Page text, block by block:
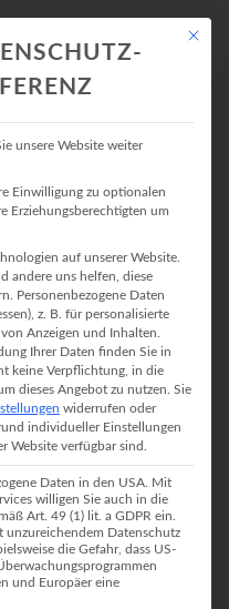
&
möglichst auf lokale
hake ich bei den lokalen
bestellen können. Erst
sind, bestelle ich
den Spaziergang
einkauft, auch wenn es
Mit
unsere Website weiter
Einwilligung zu optionalen
Erziehungsberechtigten um
auf unserer Website.
andere uns helfen, diese
Personenbezogene Daten
z. B. für personalisierte
Anzeigen und Inhalten.
Ihrer Daten finden Sie in
keine Verpflichtung, in die
dieses Angebot zu nutzen. Sie
widerrufen oder
individueller Einstellungen
Website verfügbar sind.
Daten in den USA. Mit
willigen Sie auch in die
Art. 49 (1) lit. a GDPR ein.
unzureichendem Datenschutz
die Gefahr, dass US-
und Europäer eine